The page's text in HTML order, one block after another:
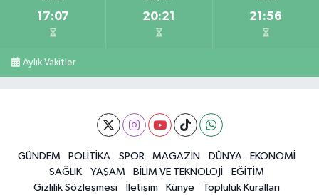
17:07 20:21 21:56
Aylık Vakitler
GÜNDEM POLİTİKA SPOR MAGAZİN DÜNYA
EKONOMİ
SAĞLIK
YAŞAM BİLİM VE TEKNOLOJİ
EĞİTİM
Gizlilik Sözleşmesi
İletişim Künye
Topluluk Kuralları